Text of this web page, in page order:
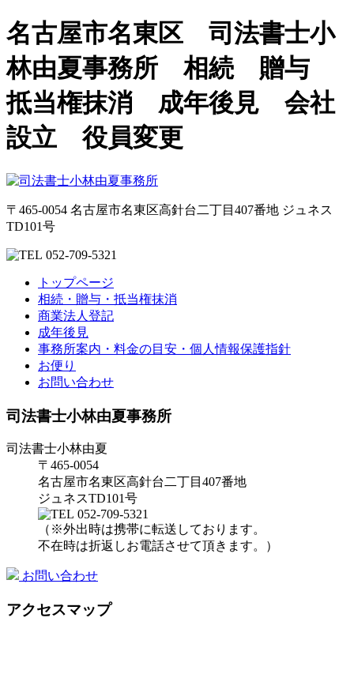
名古屋市名東区 司法書士小
林由夏事務所 相続 贈与
抵当権抹消 成年後見 会社
設立 役員変更
〒465-0054 名古屋市名東区高針台二丁目407番地 ジュネス
TD101号
052-709-5321
トップページ
相続・贈与・抵当権抹消
商業法人登記
成年後見
事務所案内・料金の目安・個人情報保護指針
お便り
お問い合わせ
司法書士小林由夏事務所
司法書士小林由夏
〒465-0054
名古屋市名東区高針台二丁目407番地
ジュネスTD101号
052-709-5321
（※外出時は携帯に転送しております。
不在時は折返しお電話させて頂きます。）
お問い合わせ
アクセスマップ